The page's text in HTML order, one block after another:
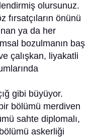
olursunuz.
fırsatçıların önünü
ya da her
bozulmanın baş
çalışkan, liyakatli
gibi büyüyor.
bölümü merdiven
sahte diplomalı,
askerliği